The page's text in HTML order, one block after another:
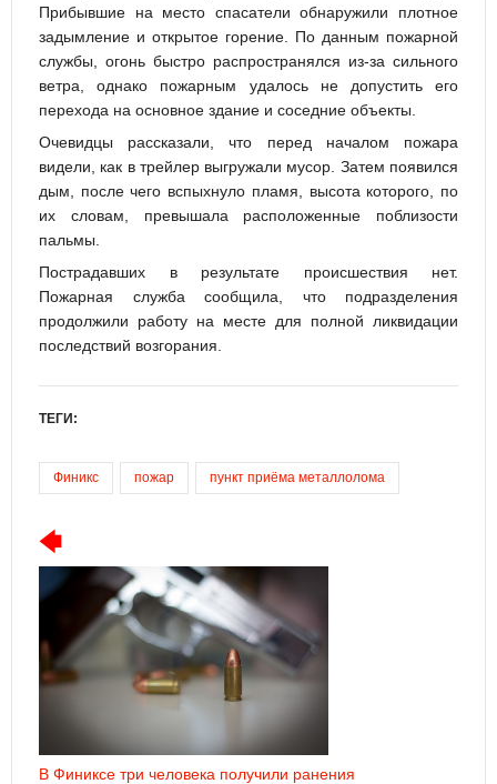
Прибывшие на место спасатели обнаружили плотное
задымление и открытое горение. По данным пожарной
службы, огонь быстро распространялся из-за сильного
ветра, однако пожарным удалось не допустить его
перехода на основное здание и соседние объекты.
Очевидцы рассказали, что перед началом пожара
видели, как в трейлер выгружали мусор. Затем появился
дым, после чего вспыхнуло пламя, высота которого, по
их словам, превышала расположенные поблизости
пальмы.
Пострадавших в результате происшествия нет.
Пожарная служба сообщила, что подразделения
продолжили работу на месте для полной ликвидации
последствий возгорания.
ТЕГИ:
Финикс пожар пункт приёма металлолома
В Финиксе три человека получили ранения